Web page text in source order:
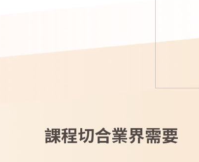
課程切合業界需要